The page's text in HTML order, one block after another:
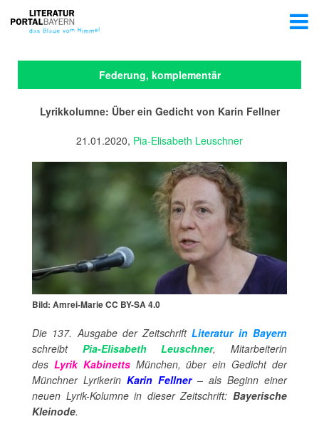
Federung, komplementär
Lyrikkolumne: Über ein Gedicht von Karin Fellner
21.01.2020, Pia-Elisabeth Leuschner
Bild: Amrei-Marie CC BY-SA 4.0
Die 137. Ausgabe der ZeitschriftLiteratur in Bayern
schreibt Pia-Elisabeth Leuschner, Mitarbeiterin
des Lyrik KabinettsMünchen, über ein Gedicht der
Münchner Lyrikerin Karin Fellner– als Beginn einer
neuen Lyrik-Kolumne in dieser Zeitschrift: Bayerische
Kleinode.